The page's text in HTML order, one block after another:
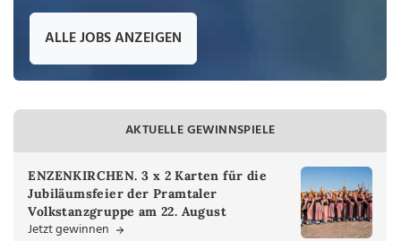
ALLE JOBS ANZEIGEN
AKTUELLE GEWINNSPIELE
ENZENKIRCHEN. 3 x 2 Karten für die
Jubiläumsfeier der Pramtaler
Volkstanzgruppe am 22. August
Jetzt gewinnen